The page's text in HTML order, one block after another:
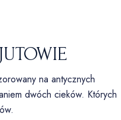
na antycznych
dwóch cieków. Których